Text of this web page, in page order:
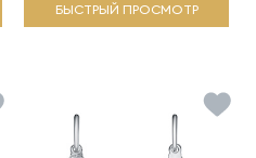
БЫСТРЫЙ ПРОСМОТР